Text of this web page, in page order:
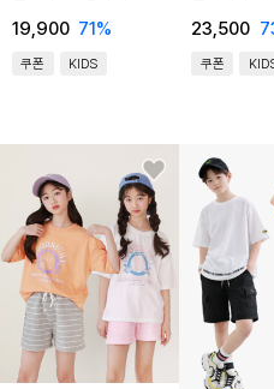
19,900 71%
쿠폰 KIDS
23,500
쿠폰